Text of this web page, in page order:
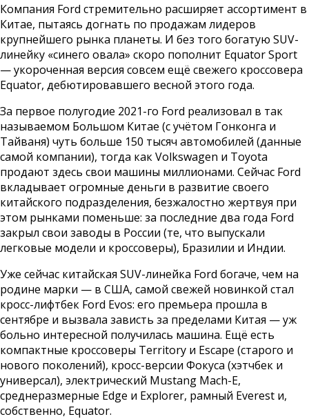
Компания Ford стремительно расширяет ассортимент в
Китае, пытаясь догнать по продажам лидеров
крупнейшего рынка планеты. И без того богатую SUV-
линейку «синего овала» скоро пополнит Equator Sport
— укороченная версия совсем ещё свежего кроссовера
Equator, дебютировавшего весной этого года.
За первое полугодие 2021-го Ford реализовал в так
называемом Большом Китае (с учётом Гонконга и
Тайваня) чуть больше 150 тысяч автомобилей (данные
самой компании), тогда как Volkswagen и Toyota
продают здесь свои машины миллионами. Сейчас Ford
вкладывает огромные деньги в развитие своего
китайского подразделения, безжалостно жертвуя при
этом рынками поменьше: за последние два года Ford
закрыл свои заводы в России (те, что выпускали
легковые модели и кроссоверы), Бразилии и Индии.
Уже сейчас китайская SUV-линейка Ford богаче, чем на
родине марки — в США, самой свежей новинкой стал
кросс-лифтбек Ford Evos: его премьера прошла в
сентябре и вызвала зависть за пределами Китая — уж
больно интересной получилась машина. Ещё есть
компактные кроссоверы Territory и Escape (старого и
нового поколений), кросс-версии Фокуса (хэтчбек и
универсал), электрический Mustang Mach-E,
среднеразмерные Edge и Explorer, рамный Everest и,
собственно, Equator.